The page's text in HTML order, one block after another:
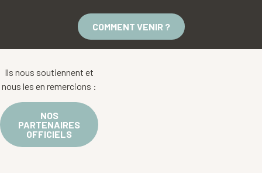
COMMENT VENIR ?
Ils nous soutiennent et
nous les en remercions :
NOS
PARTENAIRES
OFFICIELS